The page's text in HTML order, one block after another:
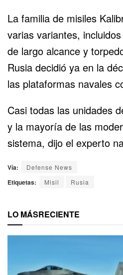
La familia de misiles
varias variantes,
de largo alcance y
Rusia decidió ya en la
las plataformas navales
Casi todas las unidades
y la mayoría de las
sistema, dijo el experto
Vía: Defense News
Etiquetas: Misil Rusia
LO MÁSRECIENTE